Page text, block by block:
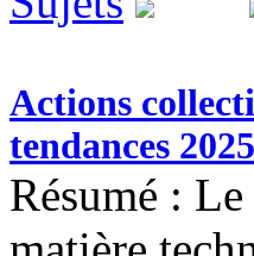
Actions
tendances
Résumé :